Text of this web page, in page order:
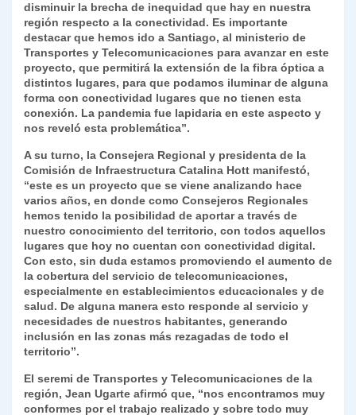
disminuir la brecha de inequidad que hay en nuestra
región respecto a la conectividad. Es importante
destacar que hemos ido a Santiago, al ministerio de
Transportes y Telecomunicaciones para avanzar en este
proyecto, que permitirá la extensión de la fibra óptica a
distintos lugares, para que podamos iluminar de alguna
forma con conectividad lugares que no tienen esta
conexión. La pandemia fue lapidaria en este aspecto y
nos reveló esta problemática”.
A su turno, la Consejera Regional y presidenta de la
Comisión de Infraestructura Catalina Hott manifestó,
“este es un proyecto que se viene analizando hace
varios años, en donde como Consejeros Regionales
hemos tenido la posibilidad de aportar a través de
nuestro conocimiento del territorio, con todos aquellos
lugares que hoy no cuentan con conectividad digital.
Con esto, sin duda estamos promoviendo el aumento de
la cobertura del servicio de telecomunicaciones,
especialmente en establecimientos educacionales y de
salud. De alguna manera esto responde al servicio y
necesidades de nuestros habitantes, generando
inclusión en las zonas más rezagadas de todo el
territorio”.
El seremi de Transportes y Telecomunicaciones de la
región, Jean Ugarte afirmó que, “nos encontramos muy
conformes por el trabajo realizado y sobre todo muy